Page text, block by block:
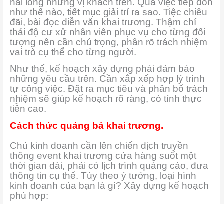
hài lòng những vị khách trên. Qua việc tiếp đón
như thế nào, tiết mục giải trí ra sao. Tiệc chiêu
đãi, bài đọc diễn văn khai trương. Thậm chí
thái độ cư xử nhân viên phục vụ cho từng đối
tượng nên cần chú trọng, phân rõ trách nhiệm
vai trò cụ thể cho từng người.
Như thế, kế hoạch xây dựng phải đảm bảo
những yêu cầu trên. Cần xắp xếp hợp lý trình
tự công việc. Đặt ra mục tiêu và phân bổ trách
nhiệm sẽ giúp kế hoạch rõ ràng, có tính thực
tiễn cao.
Cách thức quảng bá khai trương.
Chủ kinh doanh cần lên chiến dịch truyền
thông event khai trương cửa hàng suốt một
thời gian dài, phải có lịch trình quảng cáo, đưa
thông tin cụ thể. Tùy theo ý tưởng, loại hình
kinh doanh của bạn là gì? Xây dựng kế hoạch
phù hợp: